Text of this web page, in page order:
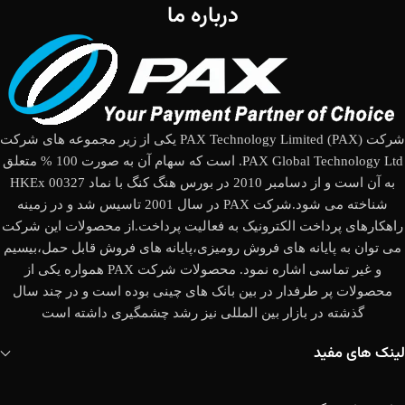
درباره ما
شرکت (PAX Technology Limited (PAX یکی از زیر مجموعه های شرکت
PAX Global Technology Ltd. است که سهام آن به صورت 100 % متعلق
به آن است و از دسامبر 2010 در بورس هنگ کنگ با نماد HKEx 00327
شناخته می شود.شرکت PAX در سال 2001 تاسیس شد و در زمینه
راهکارهای پرداخت الکترونیک به فعالیت پرداخت.از محصولات این شرکت
می توان به پایانه های فروش رومیزی،پایانه های فروش قابل حمل،بیسیم
و غیر تماسی اشاره نمود. محصولات شرکت PAX همواره یکی از
محصولات پر طرفدار در بین بانک های چینی بوده است و در چند سال
گذشته در بازار بین المللی نیز رشد چشمگیری داشته است
لینک های مفید